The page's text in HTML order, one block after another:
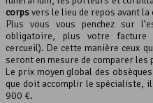
corpsvers le lieu de repos avant la
Plus vous vous penchez sur
obligatoire, plus votre facture
cercueil). De cette manière ceux
seront en mesure de comparer les
Le prix moyen global des
que doit accomplir le spécialiste,
900 €.